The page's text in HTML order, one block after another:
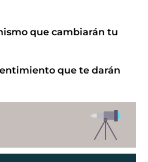
que cambiarán tu
que te darán